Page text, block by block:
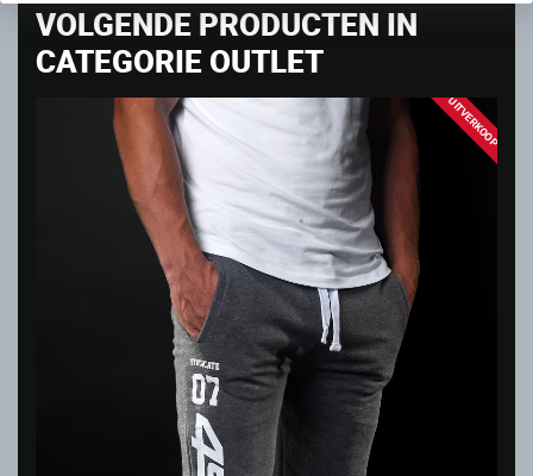
VOLGENDE PRODUCTEN IN
CATEGORIE OUTLET
UITVERKOOP